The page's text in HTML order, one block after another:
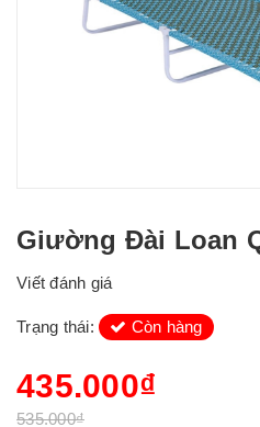
Giường Đài Loan
Viết đánh giá
Trạng thái: Còn hàng
435.000₫
535.000₫